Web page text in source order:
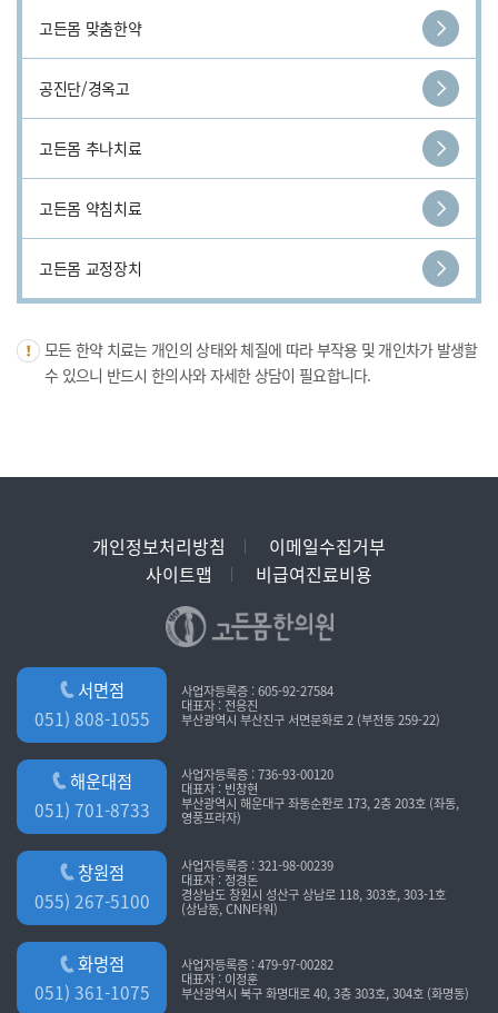
고든몸 맞춤한약
공진단/경옥고
고든몸 추나치료
고든몸 약침치료
고든몸 교정장치
모든 한약 치료는 개인의 상태와 체질에 따라 부작용 및 개인차가 발생할
수 있으니 반드시 한의사와 자세한 상담이 필요합니다.
개인정보처리방침
이메일수집거부
사이트맵
비급여진료비용
서면점
051) 808-1055
사업자등록증 : 605-92-27584
대표자 : 전응진
부산광역시 부산진구 서면문화로 2 (부전동 259-22)
해운대점
051) 701-8733
사업자등록증 : 736-93-00120
대표자 : 빈창현
부산광역시 해운대구 좌동순환로 173, 2층 203호 (좌동,
영풍프라자)
창원점
055) 267-5100
사업자등록증 : 321-98-00239
대표자 : 정경돈
경상남도 창원시 성산구 상남로 118, 303호, 303-1호
(상남동, CNN타워)
화명점
051) 361-1075
사업자등록증 : 479-97-00282
대표자 : 이정훈
부산광역시 북구 화명대로 40, 3층 303호, 304호 (화명동)